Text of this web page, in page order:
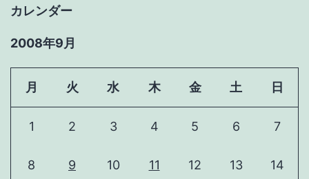
カレンダー
2008年9月
月 火 水 木 金 土 日
1 2 3 4 5 6 7
8 9 10 11 12 13 14